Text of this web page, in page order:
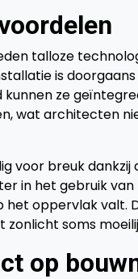
talloze
is
kunnen ze
wat architecten
voor breuk
in het gebruik
het oppervlak valt.
soms
op